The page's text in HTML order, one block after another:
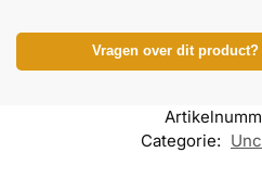
Vragen over dit product?
Categorie: